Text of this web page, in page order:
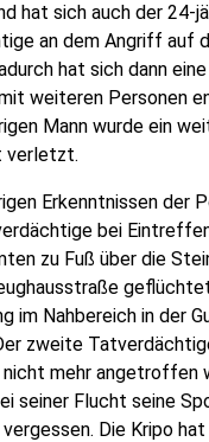
hat sich auch der 24-
an dem Angriff auf
hat sich dann
weiteren Personen
Mann wurde ein
verletzt.
Erkenntnissen der
bei
zu Fuß über die
im Nahbereich in der
zweite
nicht mehr angetroffen
seiner Flucht seine
Die Kripo